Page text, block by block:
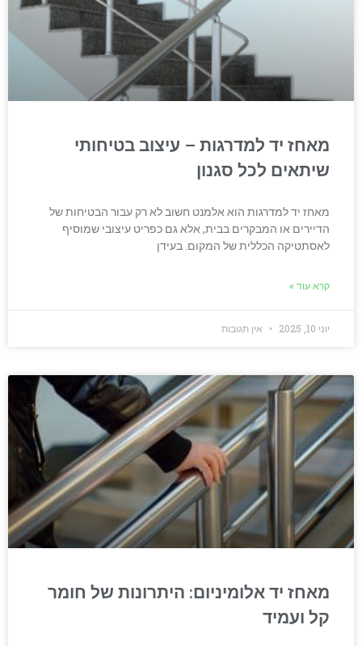
מאחז יד למדרגות – עיצוב בטיחותי
שיתאים לכל סגנון
מאחז יד למדרגות הוא אלמנט חשוב לא רק עבור הבטיחות של
הדיירים או המבקרים בבית, אלא גם כפריט עיצובי שמוסיף
לאסתטיקה הכללית של המקום. בעידן
קרא עוד »
אין תגובות
מאחז יד אלומיניום: היתרונות של חומר
קל ועמיד